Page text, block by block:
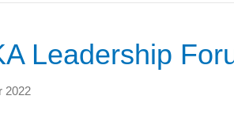
Leadership
2022